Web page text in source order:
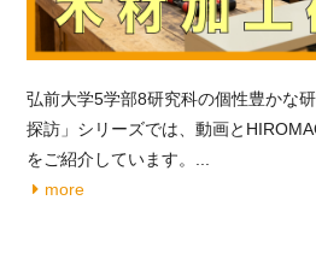
弘前⼤学5学部8研究科の個性豊かな
探訪」シリーズでは、動画と
をご紹介しています。...
more